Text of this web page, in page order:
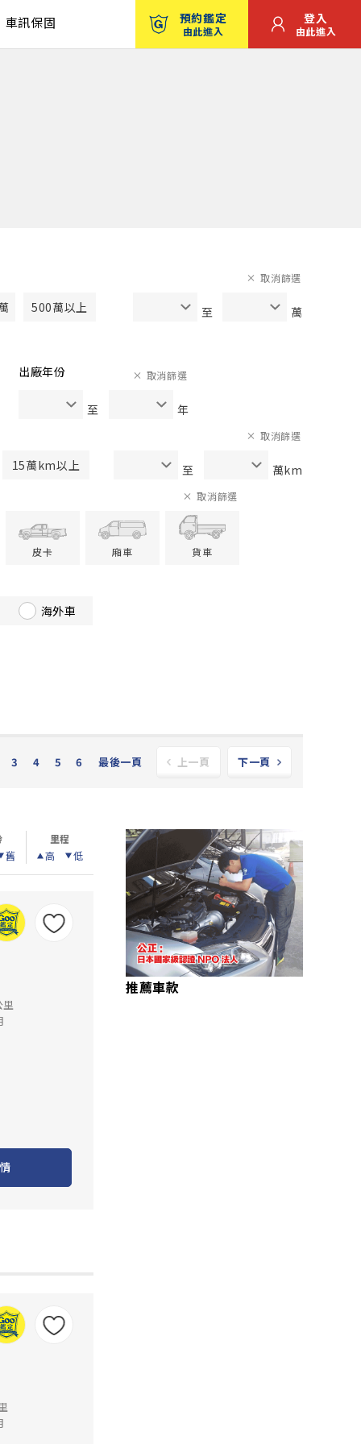
車訊保固 預約鑑定
由此進入
登入
由此進入
500萬以上 至 萬
取消篩選
出廠年份
至 年
取消篩選
15萬km以上 至 萬km
取消篩選
皮卡 廂車 貨車
取消篩選
海外車
3 4 5 6 最後一頁 上一頁 下一頁
舊
里程
高
低
推薦車款